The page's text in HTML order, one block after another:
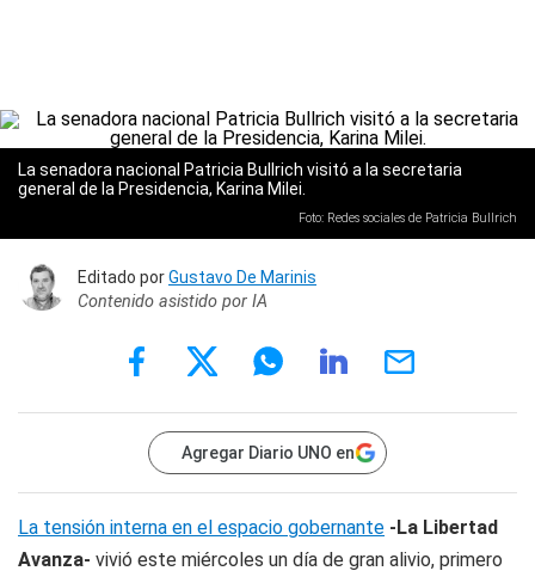
La senadora nacional Patricia Bullrich visitó a la secretaria
general de la Presidencia, Karina Milei.
Foto: Redes sociales de Patricia Bullrich
Editado porGustavo De Marinis
Contenido asistido por IA
Agregar Diario UNO en
La tensión interna en el espacio gobernante -La Libertad
Avanza- vivió este miércoles un día de gran alivio, primero